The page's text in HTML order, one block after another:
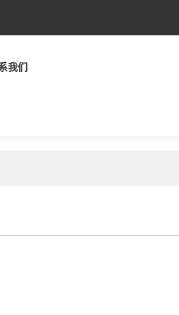
我们